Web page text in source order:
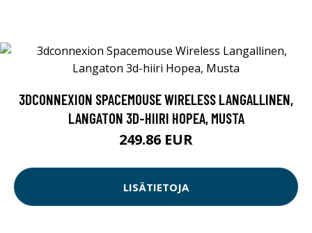
3DCONNEXION SPACEMOUSE WIRELESS LANGALLINEN,
LANGATON 3D-HIIRI HOPEA, MUSTA
249.86 EUR
LISÄTIETOJA